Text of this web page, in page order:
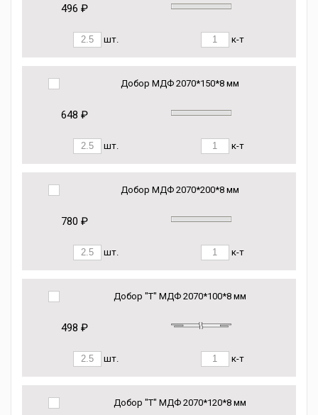
496 ₽
шт. к-т
Добор МДФ 2070*150*8 мм
648 ₽
шт. к-т
Добор МДФ 2070*200*8 мм
780 ₽
шт. к-т
Добор "Т" МДФ 2070*100*8 мм
498 ₽
шт. к-т
Добор "Т" МДФ 2070*120*8 мм